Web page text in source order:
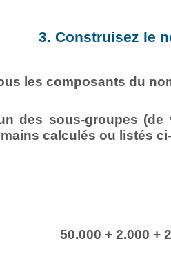
3. Construisez le
les composants du
des sous-groupes
calculés ou listés
50.000 + 2.000 +